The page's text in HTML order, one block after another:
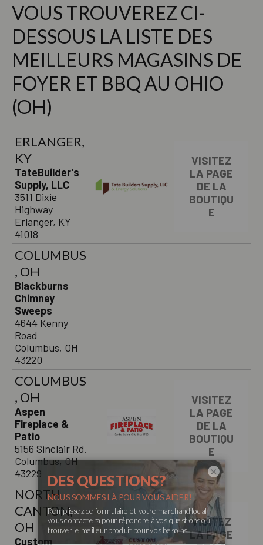
VOUS TROUVEREZ CI-
DESSOUS LA LISTE DES
MEILLEURS MAGASINS DE
FOYER ET BBQ AU OHIO
(OH)
ERLANGER,
KY
TateBuilder's
Supply, LLC
3511 Dixie
Highway
Erlanger, KY
41018
VISITEZ
LA PAGE
DE LA
BOUTIQU
E
COLUMBUS
, OH
Blackburns
Chimney
Sweeps
4644 Kenny
Road
Columbus, OH
43220
COLUMBUS
, OH
Aspen
Fireplace &
Patio
5156 Sinclair Rd.
Columbus, OH
43229
VISITEZ
LA PAGE
DE LA
BOUTIQU
E
NORTH
CANTON,
OH
Custom
VISITEZ
LA PAGE
×